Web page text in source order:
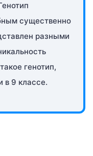
существенно
разными
генотип,
в 9 классе.